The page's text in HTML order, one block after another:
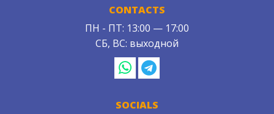
CONTACTS
ПН - ПТ: 13:00 — 17:00
СБ, ВС: выходной
SOCIALS